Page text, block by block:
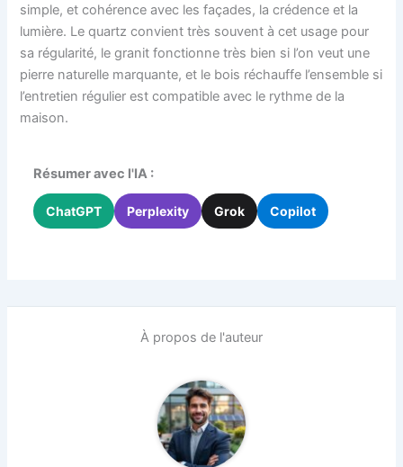
simple, et cohérence avec les façades, la crédence et la
lumière. Le quartz convient très souvent à cet usage pour
sa régularité, le granit fonctionne très bien si l’on veut une
pierre naturelle marquante, et le bois réchauffe l’ensemble si
l’entretien régulier est compatible avec le rythme de la
maison.
Résumer avec l'IA :
ChatGPT Perplexity Grok Copilot
À propos de l'auteur